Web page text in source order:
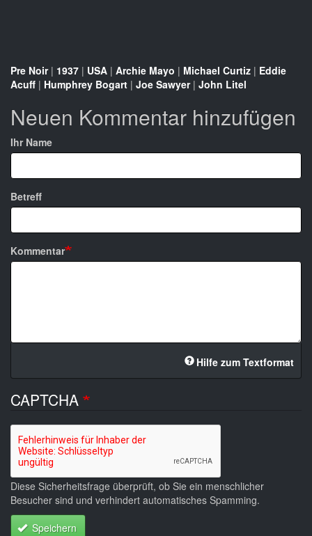
Pre Noir| 1937 | USA | Archie Mayo | Michael Curtiz | Eddie
Acuff | Humphrey Bogart | Joe Sawyer| John Litel
Neuen Kommentar hinzufügen
Ihr Name
Betreff
Kommentar
Hilfe zum Textformat
CAPTCHA
Diese Sicherheitsfrage überprüft, ob Sie ein menschlicher
Besucher sind und verhindert automatisches Spamming.
Speichern